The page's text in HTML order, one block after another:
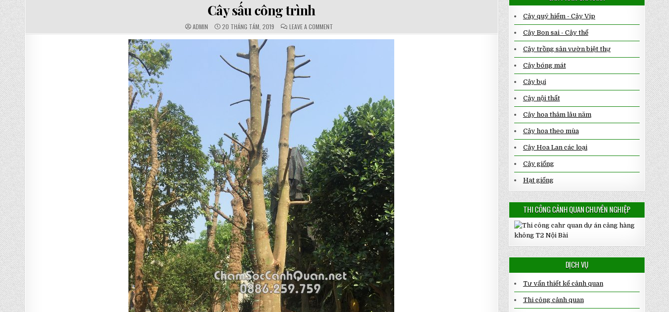
IN
Cây sấu công trình
AUTHOR:
ADMIN PUBLISHED
DATE:
20 THÁNG TÁM, 2019 COMMENTS:
LEAVE A COMMENTON
CÂY
SẤU
Cây quý hiếm - Cây Vip
Cây Bon sai - Cây thế
Cây trồng sân vườn biệt thự
Cây bóng mát
Cây bụi
Cây nội thất
Cây hoa thảm lâu năm
Cây hoa theo mùa
Cây Hoa Lan các loại
Cây giống
Hạt giống
THI CÔNG CẢNH QUAN CHUYÊN NGHIỆP
DỊCH VỤ
Tư vấn thiết kế cảnh quan
Thi công cảnh quan